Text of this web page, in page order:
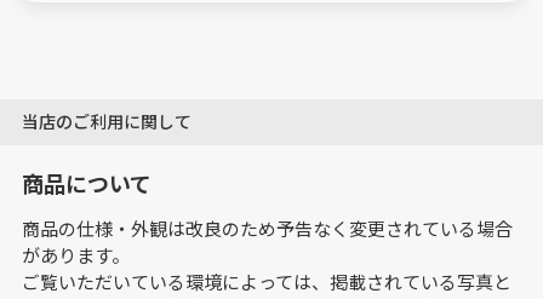
当店のご利用に関して
商品について
商品の仕様・外観は改良のため予告なく変更されている場合
があります。
ご覧いただいている環境によっては、掲載されている写真と